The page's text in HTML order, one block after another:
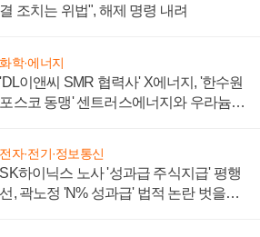
결 조치는 위법", 해제 명령 내려
화학·에너지
'DL이앤씨 SMR 협력사' X에너지, '한수원
포스코 동맹' 센트러스에너지와 우라늄
전자·전기·정보통신
SK하이닉스 노사 '성과급 주식지급' 평행
선, 곽노정 'N% 성과급' 법적 논란 벗을지